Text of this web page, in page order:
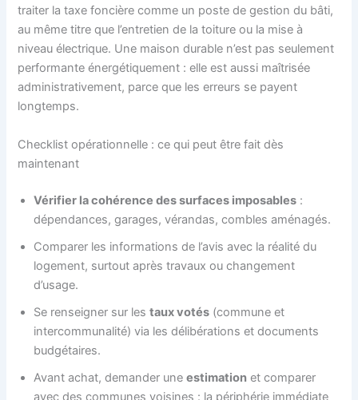
traiter la taxe foncière comme un poste de gestion du bâti,
au même titre que l’entretien de la toiture ou la mise à
niveau électrique. Une maison durable n’est pas seulement
performante énergétiquement : elle est aussi maîtrisée
administrativement, parce que les erreurs se payent
longtemps.
Checklist opérationnelle : ce qui peut être fait dès
maintenant
Vérifier la cohérence des surfaces imposables :
dépendances, garages, vérandas, combles aménagés.
Comparer les informations de l’avis avec la réalité du
logement, surtout après travaux ou changement
d’usage.
Se renseigner sur lestaux votés (commune et
intercommunalité) via les délibérations et documents
budgétaires.
Avant achat, demander uneestimation et comparer
avec des communes voisines : la périphérie immédiate